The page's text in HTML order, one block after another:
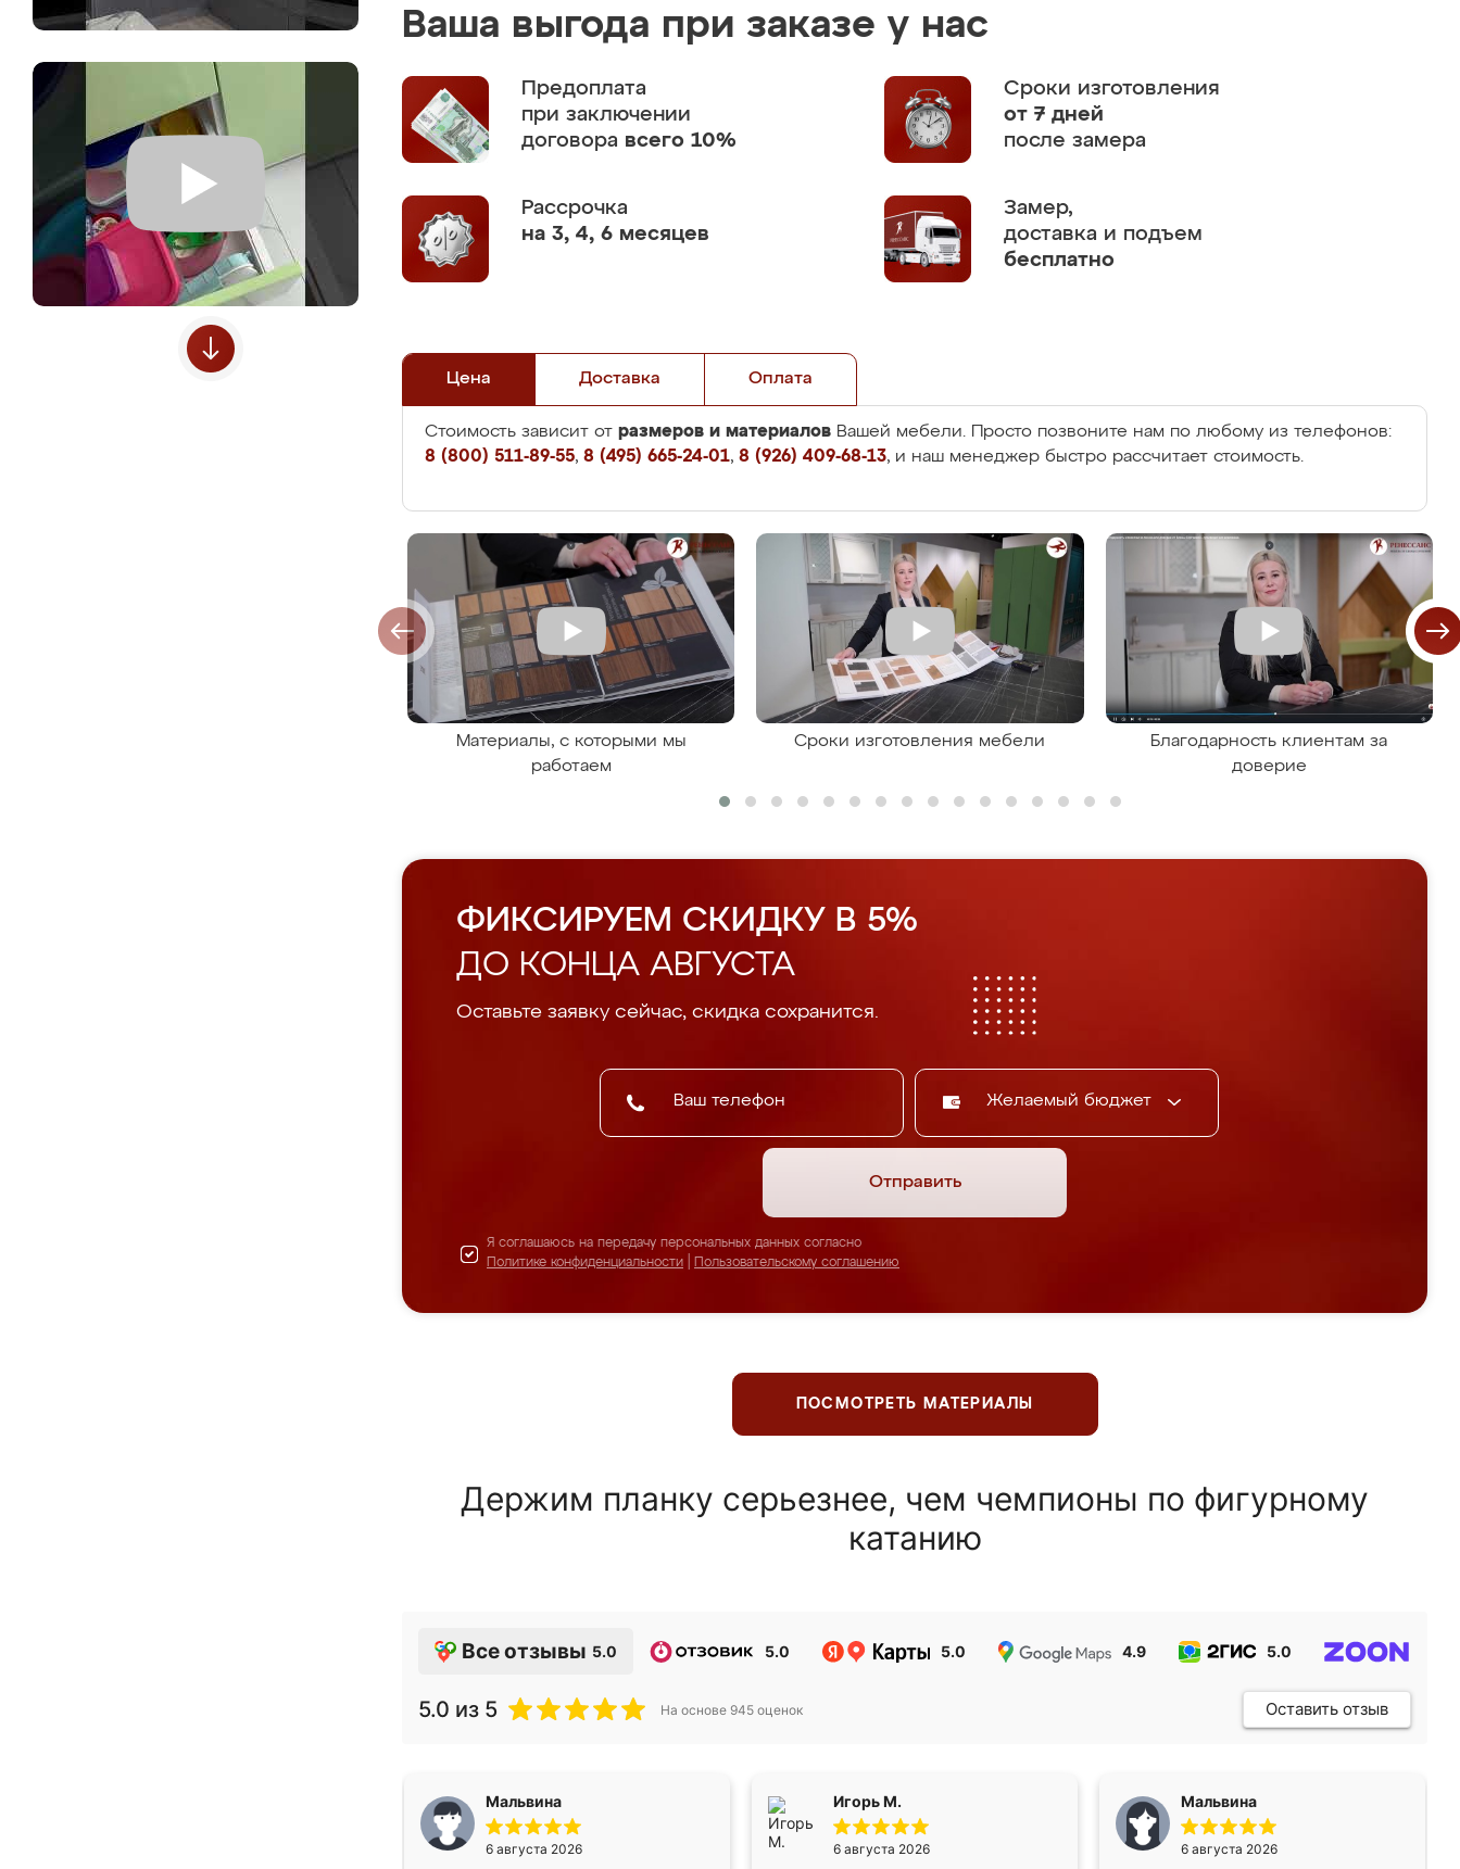
Ваша выгода при заказе у нас
Предоплата
при заключении
договора всего 10%
Сроки изготовления
от 7 дней
после замера
Рассрочка
на 3, 4, 6 месяцев
Замер,
доставка и подъем
бесплатно
Цена Доставка Оплата
Стоимость зависит от размеров и материалов Вашей мебели. Просто позвоните нам по любому из телефонов:
8 (800) 511-89-55, 8 (495) 665-24-01, 8 (926) 409-68-13, и наш менеджер быстро рассчитает стоимость.
Материалы, с которыми мы
работаем
Сроки изготовления мебели
Благодарность клиентам за
доверие
ФИКСИРУЕМ СКИДКУ В 5%
ДО КОНЦА АВГУСТА
Оставьте заявку сейчас, скидка сохранится.
Желаемый бюджет
Отправить
Я соглашаюсь на передачу персональных данных согласно
Политике конфиденциальности
Пользовательскому соглашению
ПОСМОТРЕТЬ МАТЕРИАЛЫ
Держим планку серьезнее, чем чемпионы по фигурному
катанию
Все отзывы 5.0 5.0 5.0 4.9 5.0
5.0 из 5 На основе 945 оценок Оставить отзыв
Мальвина
6 августа 2026
Игорь М.
6 августа 2026
Мальвина
6 августа 2026